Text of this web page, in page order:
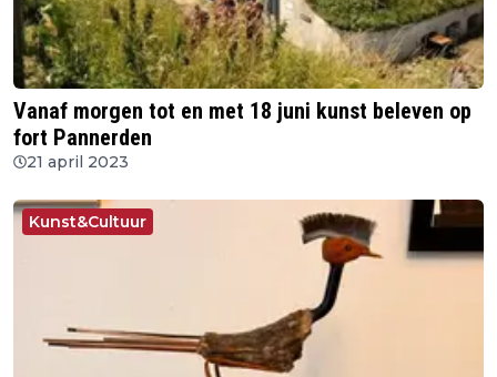
Vanaf morgen tot en met 18 juni kunst beleven op
fort Pannerden
21 april 2023
Kunst&Cultuur